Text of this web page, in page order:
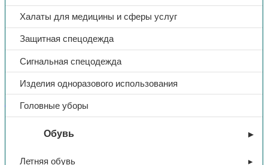
Халаты для медицины и сферы услуг
Защитная спецодежда
Сигнальная спецодежда
Изделия одноразового использования
Головные уборы
Обувь
Летняя обувь
Brodeks
Наколенники Brodeks KM120,
черные